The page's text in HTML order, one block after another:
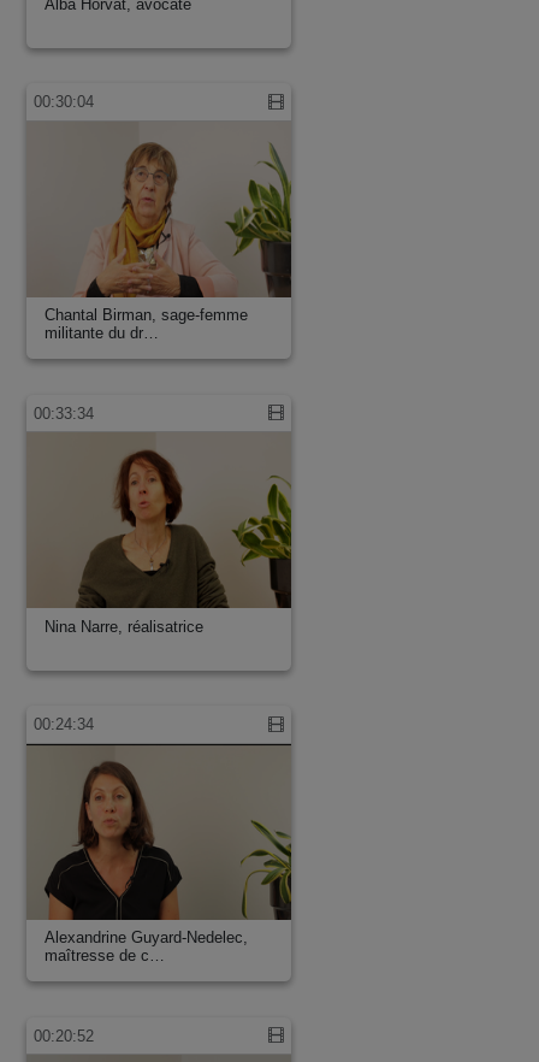
Alba Horvat, avocate
00:30:04
Chantal Birman, sage-femme
militante du dr…
00:33:34
Nina Narre, réalisatrice
00:24:34
Alexandrine Guyard-Nedelec,
maîtresse de c…
00:20:52